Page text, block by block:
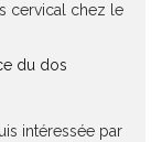
cervical chez le
du dos
intéressée par